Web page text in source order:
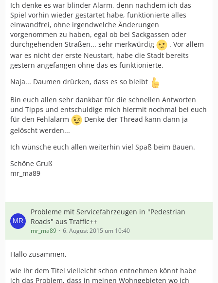
Ich denke es war blinder Alarm, denn nachdem ich das
Spiel vorhin wieder gestartet habe, funktionierte alles
einwandfrei, ohne irgendwelche Änderungen
vorgenommen zu haben, egal ob bei Sackgassen oder
durchgehenden Straßen... sehr merkwürdig
. Vor allem
war es nicht der erste Neustart, habe die Stadt bereits
gestern angefangen ohne das es funktionierte.
Naja... Daumen drücken, dass es so bleibt
Bin euch allen sehr dankbar für die schnellen Antworten
und Tipps und entschuldige mich hiermit nochmal bei euch
für den Fehlalarm
Denke der Thread kann dann ja
gelöscht werden...
Ich wünsche euch allen weiterhin viel Spaß beim Bauen.
Schöne Gruß
mr_ma89
Probleme mit Servicefahrzeugen in "Pedestrian
Roads" aus Traffic++
mr_ma89 6. August 2015 um 10:40
Hallo zusammen,
wie Ihr dem Titel vielleicht schon entnehmen könnt habe
ich das Problem, dass in meinen Wohngebieten wo ich